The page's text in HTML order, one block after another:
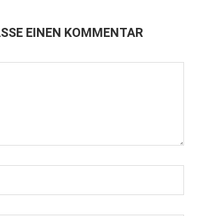
EINEN KOMMENTAR